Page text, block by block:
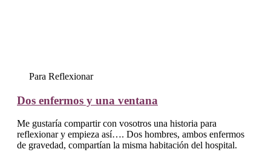
Para Reflexionar
Dos enfermos y una ventana
Me gustaría compartir con vosotros una historia para
reflexionar y empieza así…. Dos hombres, ambos enfermos
de gravedad, compartían la misma habitación del hospital.